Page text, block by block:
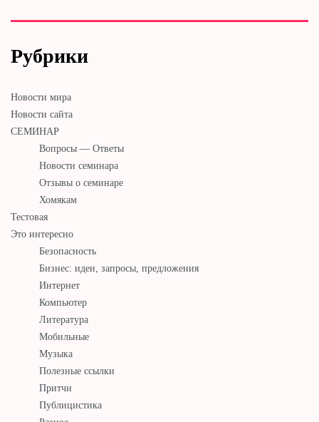
Рубрики
Новости мира
Новости сайта
СЕМИНАР
Вопросы — Ответы
Новости семинара
Отзывы о семинаре
Хомякам
Тестовая
Это интересно
Безопасность
Бизнес: идеи, запросы, предложения
Интернет
Компьютер
Литература
Мобильные
Музыка
Полезные ссылки
Притчи
Публицистика